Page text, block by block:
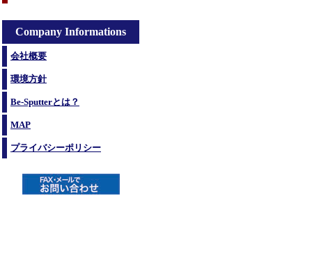
Company Informations
会社概要
環境方針
Be-Sputterとは？
MAP
プライバシーポリシー